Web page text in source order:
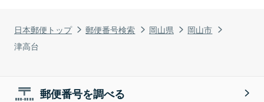
日本郵便トップ 郵便番号検索 岡山県
岡山市
津高台
郵便番号を調べる